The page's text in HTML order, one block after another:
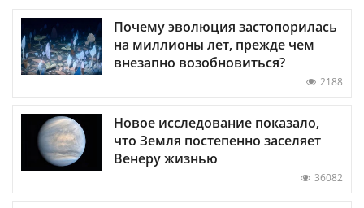
Почему эволюция застопорилась
на миллионы лет, прежде чем
внезапно возобновиться?
2188
Новое исследование показало,
что Земля постепенно заселяет
Венеру жизнью
36082